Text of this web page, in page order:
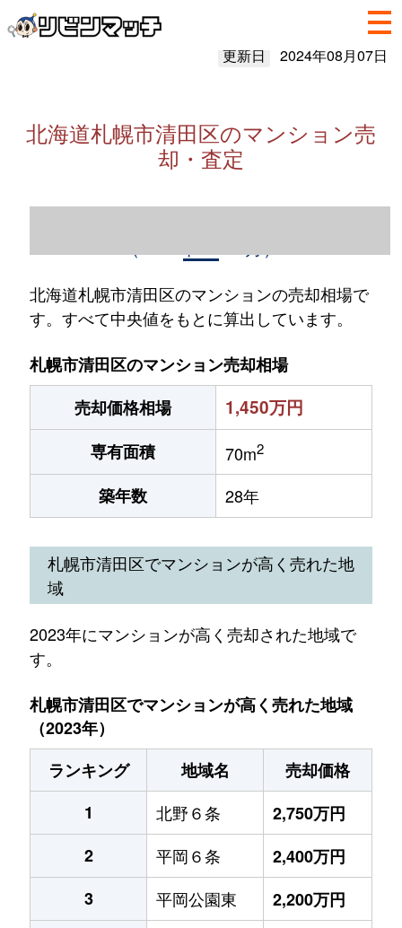
更新日 2024年08月07日
北海道札幌市清田区のマンション売
却・査定
北海道札幌市清田区のマンションの売却相場で
す。すべて中央値をもとに算出しています。
札幌市清田区のマンション売却相場
売却価格相場
1,450万円
専有面積 70m2
築年数 28年
札幌市清田区でマンションが高く売れた地
域
2023年にマンションが高く売却された地域で
す。
札幌市清田区でマンションが高く売れた地域
（2023年）
ランキング
地域名
売却価格
1
北野６条
2,750万円
2
平岡６条
2,400万円
3
平岡公園東
2,200万円